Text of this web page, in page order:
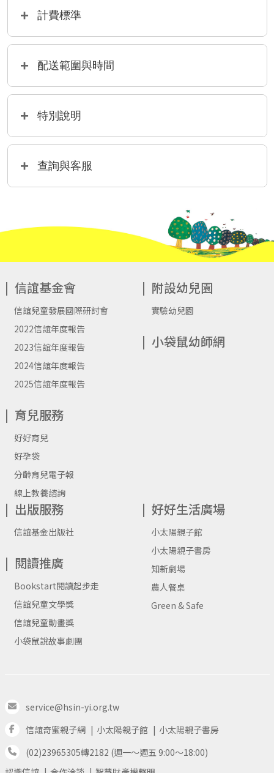
計費標準
配送範圍與時間
準。)
特別說明
查詢與客服
信誼基金會
信誼兒童發展國際研討會
2022信誼年度報告
2023信誼年度報告
2024信誼年度報告
2025信誼年度報告
育兒服務
好好育兒
好孕袋
分齡育兒電子報
線上教養諮詢
附設幼兒園
實驗幼兒園
小袋鼠幼師網
出版服務
信誼基金出版社
閱讀推廣
Bookstart閱讀起步走
信誼兒童文學獎
信誼兒童動畫獎
小袋鼠說故事劇團
好好生活廣場
小太陽親子館
小太陽親子書房
知新劇場
農人餐桌
Green & Safe
service@hsin-yi.org.tw
信誼奇蜜親子網
小太陽親子館
小太陽親子書房
(02)23965305轉2182 (週一～週五 9:00～18:00)